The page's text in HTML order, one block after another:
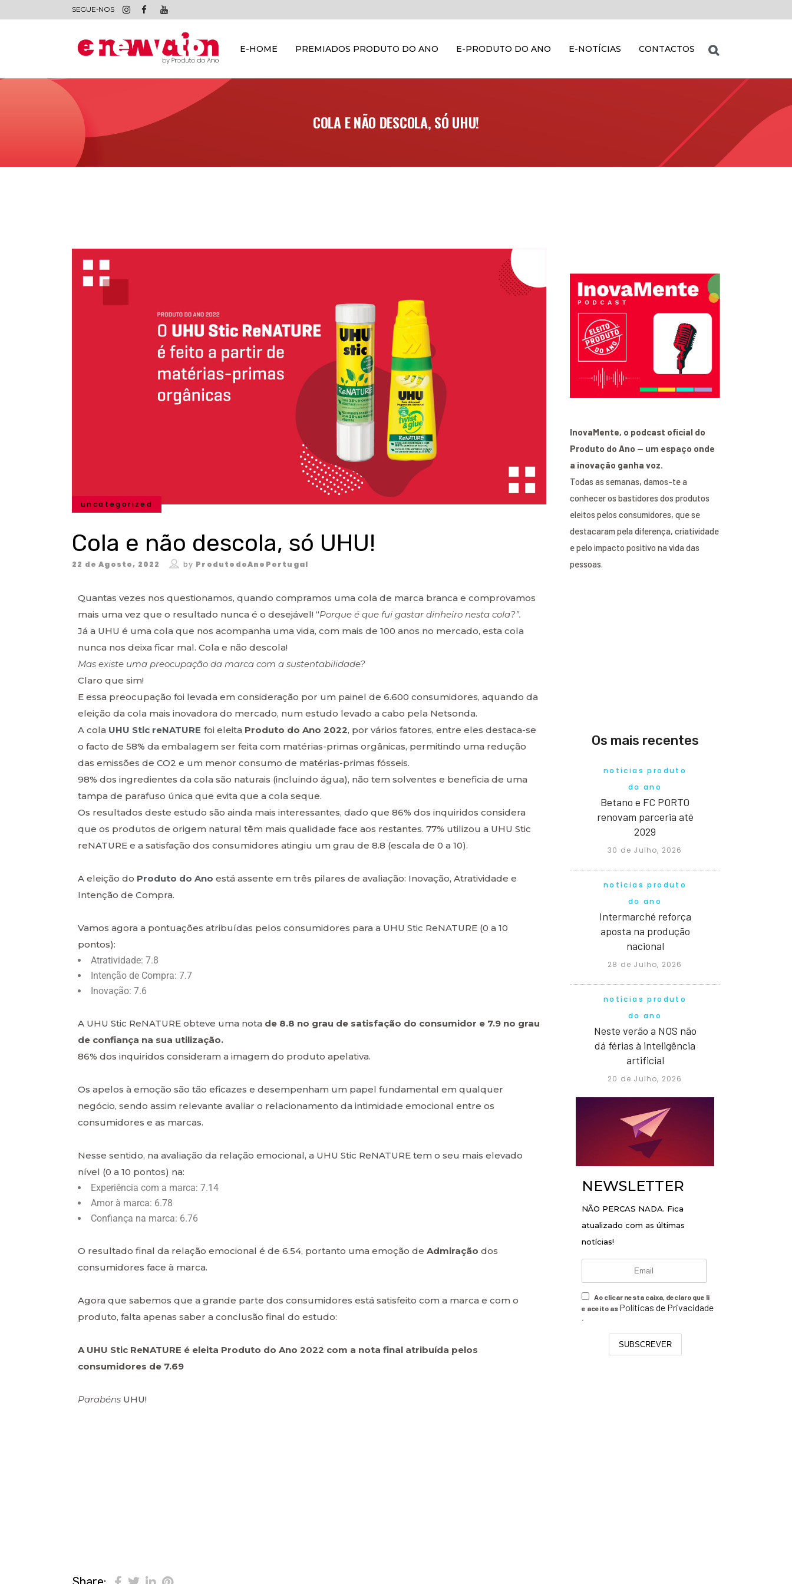
SEGUE-NOS
E-HOME PREMIADOS PRODUTO DO ANO E-PRODUTO DO ANO E-NOTÍCIAS CONTACTOS
COLA E NÃO DESCOLA, SÓ UHU!
uncategorized
Cola e não descola, só UHU!
22 de Agosto, 2022 by ProdutodoAnoPortugal
Quantas vezes nos questionamos, quando compramos uma cola de marca branca e comprovamos
mais uma vez que o resultado nunca é o desejável! “Porque é que fui gastar dinheiro nesta cola?”.
Já a UHU é uma cola que nos acompanha uma vida, com mais de 100 anos no mercado, esta cola
nunca nos deixa ficar mal. Cola e não descola!
Mas existe uma preocupação da marca com a sustentabilidade?
Claro que sim!
E essa preocupação foi levada em consideração por um painel de 6.600 consumidores, aquando da
eleição da cola mais inovadora do mercado, num estudo levado a cabo pela Netsonda.
A cola UHU Stic reNATURE foi eleita Produto do Ano 2022, por vários fatores, entre eles destaca-se
o facto de 58% da embalagem ser feita com matérias-primas orgânicas, permitindo uma redução
das emissões de CO2 e um menor consumo de matérias-primas fósseis.
98% dos ingredientes da cola são naturais (incluindo água), não tem solventes e beneficia de uma
tampa de parafuso única que evita que a cola seque.
Os resultados deste estudo são ainda mais interessantes, dado que 86% dos inquiridos considera
que os produtos de origem natural têm mais qualidade face aos restantes. 77% utilizou a UHU Stic
reNATURE e a satisfação dos consumidores atingiu um grau de 8.8 (escala de 0 a 10).
A eleição do Produto do Ano está assente em três pilares de avaliação: Inovação, Atratividade e
Intenção de Compra.
Vamos agora a pontuações atribuídas pelos consumidores para a UHU Stic ReNATURE (0 a 10
pontos):
Atratividade: 7.8
Intenção de Compra: 7.7
Inovação: 7.6
A UHU Stic ReNATURE obteve uma nota de 8.8 no grau de satisfação do consumidor e 7.9 no grau
de confiança na sua utilização.
86% dos inquiridos consideram a imagem do produto apelativa.
Os apelos à emoção são tão eficazes e desempenham um papel fundamental em qualquer
negócio, sendo assim relevante avaliar o relacionamento da intimidade emocional entre os
consumidores e as marcas.
Nesse sentido, na avaliação da relação emocional, a UHU Stic ReNATURE tem o seu mais elevado
nível (0 a 10 pontos) na:
Experiência com a marca: 7.14
Amor à marca: 6.78
Confiança na marca: 6.76
O resultado final da relação emocional é de 6.54, portanto uma emoção de Admiração dos
consumidores face à marca.
Agora que sabemos que a grande parte dos consumidores está satisfeito com a marca e com o
produto, falta apenas saber a conclusão final do estudo:
A UHU Stic ReNATURE é eleita Produto do Ano 2022 com a nota final atribuída pelos
consumidores de 7.69
Parabéns UHU!
InovaMente, o podcast oficial do
Produto do Ano — um espaço onde
a inovação ganha voz.
Todas as semanas, damos-te a
conhecer os bastidores dos produtos
eleitos pelos consumidores, que se
destacaram pela diferença, criatividade
e pelo impacto positivo na vida das
pessoas.
Os mais recentes
notícias produto
do ano
Betano e FC PORTO
renovam parceria até
2029
30 de Julho, 2026
notícias produto
do ano
Intermarché reforça
aposta na produção
nacional
28 de Julho, 2026
notícias produto
do ano
Neste verão a NOS não
dá férias à inteligência
artificial
20 de Julho, 2026
NEWSLETTER
NÃO PERCAS NADA. Fica
atualizado com as últimas
notícias!
Ao clicar nesta caixa, declaro que li
e aceito as Políticas de Privacidade
.
SUBSCREVER